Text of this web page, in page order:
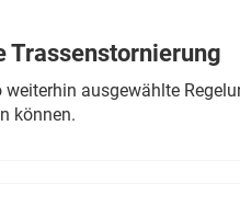
Trassenstornierung
ausgewählte
können.